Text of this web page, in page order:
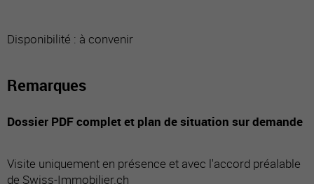
Disponibilité : à convenir
Remarques
Dossier PDF complet et plan de situation sur demande
Visite uniquement en présence et avec l'accord préalable
de Swiss-Immobilier.ch